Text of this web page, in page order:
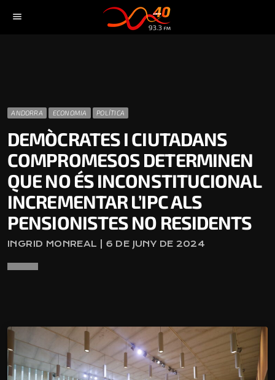
menu
ANDORRA ECONOMIA POLÍTICA
DEMÒCRATES I CIUTADANS
COMPROMESOS DETERMINEN
QUE NO ÉS INCONSTITUCIONAL
INCREMENTAR L’IPC ALS
PENSIONISTES NO RESIDENTS
INGRID MONREAL | 6 DE JUNY DE 2024